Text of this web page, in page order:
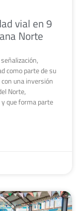
vial en 9
Norte
como parte de su
una inversión
Norte,
que forma parte